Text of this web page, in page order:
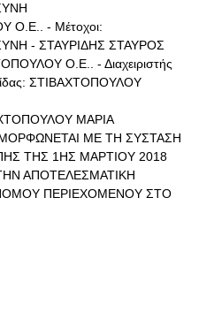
Ο.Ε.. - Μέτοχοι:
- ΣΤΑΥΡΙΔΗΣ ΣΤΑΥΡΟΣ
Ο.Ε.. - Διαχειριστής
ΣΤΙΒΑΧΤΟΠΟΥΛΟΥ
ΜΑΡΙΑ
ΜΕ ΤΗ ΣΥΣΤΑΣΗ
ΤΗΣ 1ΗΣ ΜΑΡΤΙΟΥ 2018
ΑΠΟΤΕΛΕΣΜΑΤΙΚΗ
ΠΕΡΙΕΧΟΜΕΝΟΥ ΣΤΟ